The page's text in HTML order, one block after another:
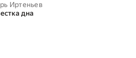
Иртеньев
дна